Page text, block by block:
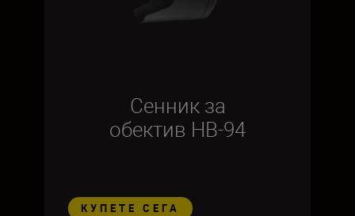
Сенник за
обектив HB-94
КУПЕТЕ СЕГА